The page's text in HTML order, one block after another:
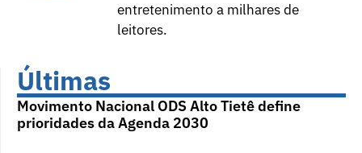
entretenimento a milhares de
leitores.
Últimas
Movimento Nacional ODS Alto Tietê define
prioridades da Agenda 2030